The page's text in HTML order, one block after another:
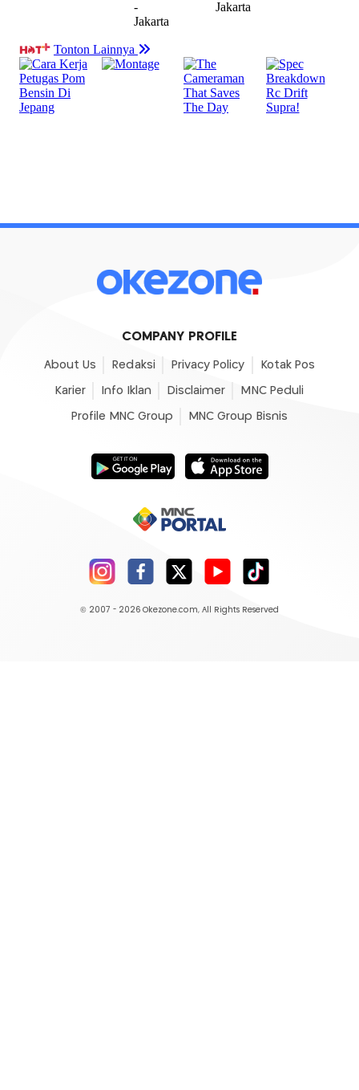
COMPANY PROFILE
About Us Redaksi Privacy Policy Kotak Pos
Karier Info Iklan Disclaimer MNC Peduli
Profile MNC Group MNC Group Bisnis
© 2007 - 2026 Okezone.com, All Rights Reserved